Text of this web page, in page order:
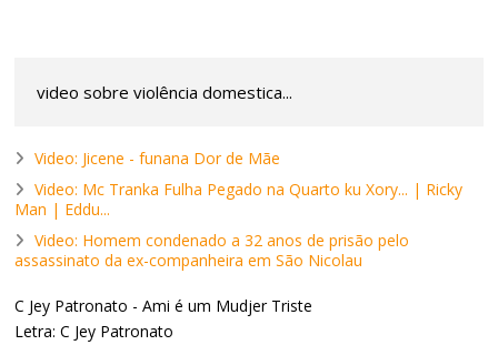
video sobre violência domestica...
Video: Jicene - funana Dor de Mãe
Video: Mc Tranka Fulha Pegado na Quarto ku Xory... | Ricky
Man | Eddu...
Video: Homem condenado a 32 anos de prisão pelo
assassinato da ex-companheira em São Nicolau
C Jey Patronato - Ami é um Mudjer Triste
Letra: C Jey Patronato